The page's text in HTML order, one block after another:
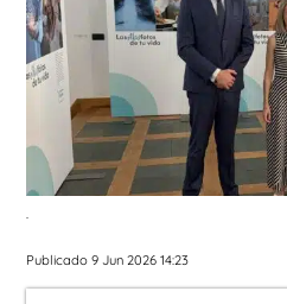
.
Publicado 9 Jun 2026 14:23